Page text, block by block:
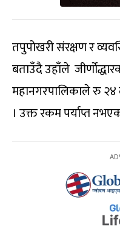
तपुपोखरी संरक्षण र
बताउँदै उहाँले
महानगरपालिकाले रु २४
। उक्त रकम पर्याप्त